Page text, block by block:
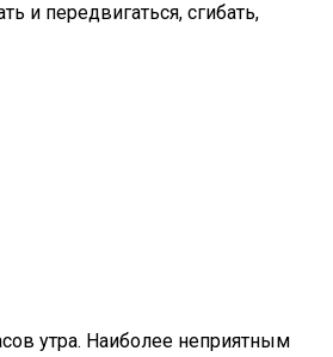
и передвигаться, сгибать,
утра. Наиболее неприятным